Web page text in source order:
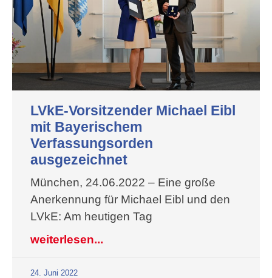
LVkE-Vorsitzender Michael Eibl
mit Bayerischem
Verfassungsorden
ausgezeichnet
München, 24.06.2022 – Eine große
Anerkennung für Michael Eibl und den
LVkE: Am heutigen Tag
weiterlesen...
24. Juni 2022